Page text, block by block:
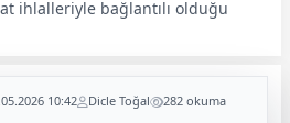
ihlalleriyle bağlantılı olduğu
10:42 Dicle Toğal 282 okuma